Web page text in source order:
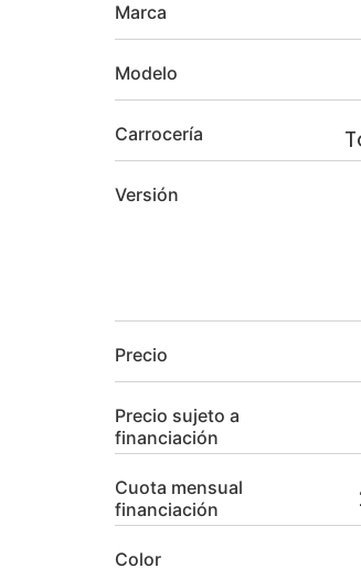
Marca
Modelo
Carrocería
Versión
Precio
Precio sujeto a
financiación
Cuota mensual
financiación
Color